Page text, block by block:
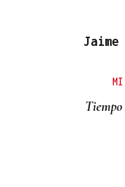
Jaime
MI